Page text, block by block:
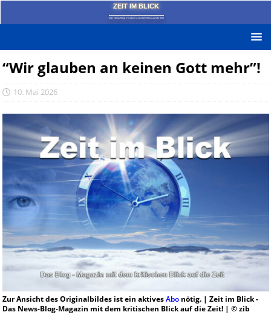
ZEIT IM BLICK
Das News-Blog mit dem kritischen Blick auf die Zeit!
“Wir glauben an keinen Gott mehr”!
10. Mai 2026
Zur Ansicht des Originalbildes ist ein aktivesAbonötig. | Zeit im Blick -
Das News-Blog-Magazin mit dem kritischen Blick auf die Zeit! | © zib